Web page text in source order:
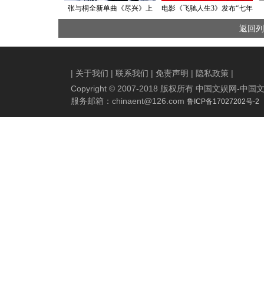
张与桐全新单曲《尽兴》上
电影《飞驰人生3》发布“七年
飞驰”版特辑 韩寒沈腾携飞驰
天团分线路演欢乐拜年
返回
| 关于我们 | 联系我们 | 免责声明 | 隐私政策 |
Copyright © 2007-2018 版权所有 中国文娱网-中国
服务邮箱： chinaent@126.com 鲁ICP备17027202号-2